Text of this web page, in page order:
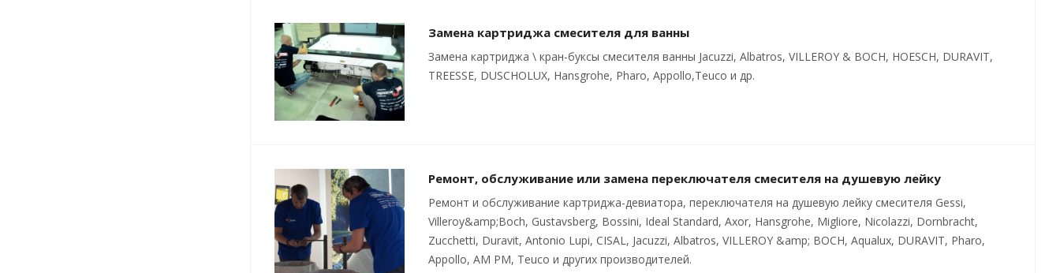
Замена картриджа смесителя для ванны
Замена картриджа \ кран-буксы смесителя ванны Jacuzzi, Albatros, VILLEROY & BOCH, HOESCH, DURAVIT,
TREESSE, DUSCHOLUX, Hansgrohe, Pharo, Appollo,Teuco и др.
Ремонт, обслуживание или замена переключателя смесителя на душевую лейку
Ремонт и обслуживание картриджа-девиатора, переключателя на душевую лейку смесителя Gessi,
Villeroy&amp;Boch, Gustavsberg, Bossini, Ideal Standard, Axor, Hansgrohe, Migliore, Nicolazzi, Dornbracht,
Zucchetti, Duravit, Antonio Lupi, CISAL, Jacuzzi, Albatros, VILLEROY &amp; BOCH, Aqualux, DURAVIT, Pharo,
Appollo, AM PM, Teuco и других производителей.